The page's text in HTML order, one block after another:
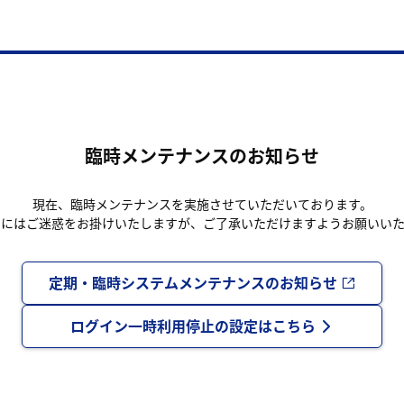
臨時メンテナンスのお知らせ
現在、臨時メンテナンスを実施させていただいております。
はご迷惑をお掛けいたしますが、ご了承いただけますようお願いい
定期・臨時システムメンテナンスのお知らせ
ログイン一時利用停止の設定はこちら